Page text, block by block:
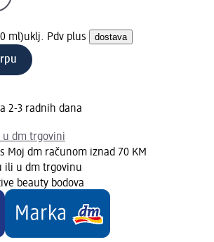
ml)uklj. Pdv plus dostava
2-3 radnih dana
u dm trgovini
Moj dm računom iznad 70 KM
ili u dm trgovinu
beauty bodova